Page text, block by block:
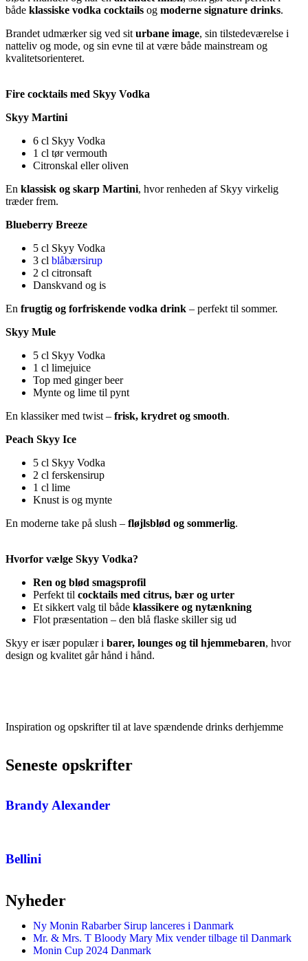
både klassiske vodka cocktails og moderne signature drinks.
Brandet udmærker sig ved sit urbane image, sin tilstedeværelse i
natteliv og mode, og sin evne til at være både mainstream og
kvalitetsorienteret.
Fire cocktails med Skyy Vodka
Skyy Martini
6 cl Skyy Vodka
1 cl tør vermouth
Citronskal eller oliven
En klassisk og skarp Martini, hvor renheden af Skyy virkelig
træder frem.
Blueberry Breeze
5 cl Skyy Vodka
3 cl blåbærsirup
2 cl citronsaft
Danskvand og is
En frugtig og forfriskende vodka drink – perfekt til sommer.
Skyy Mule
5 cl Skyy Vodka
1 cl limejuice
Top med ginger beer
Mynte og lime til pynt
En klassiker med twist – frisk, krydret og smooth.
Peach Skyy Ice
5 cl Skyy Vodka
2 cl ferskensirup
1 cl lime
Knust is og mynte
En moderne take på slush – fløjlsblød og sommerlig.
Hvorfor vælge Skyy Vodka?
Ren og blød smagsprofil
Perfekt til cocktails med citrus, bær og urter
Et sikkert valg til både klassikere og nytænkning
Flot præsentation – den blå flaske skiller sig ud
Skyy er især populær i barer, lounges og til hjemmebaren, hvor
design og kvalitet går hånd i hånd.
Inspiration og opskrifter til at lave spændende drinks derhjemme
Seneste opskrifter
Brandy Alexander
Bellini
Nyheder
Ny Monin Rabarber Sirup lanceres i Danmark
Mr. & Mrs. T Bloody Mary Mix vender tilbage til Danmark
Monin Cup 2024 Danmark